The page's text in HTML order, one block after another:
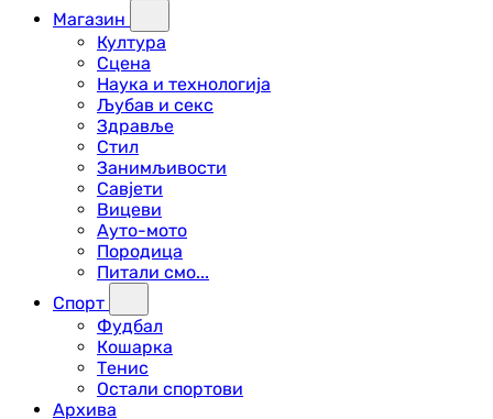
Магазин
Култура
Сцена
Наука и технологија
Љубав и секс
Здравље
Стил
Занимљивости
Савјети
Вицеви
Ауто-мото
Породица
Питали смо...
Спорт
Фудбал
Кошарка
Тенис
Остали спортови
Архива